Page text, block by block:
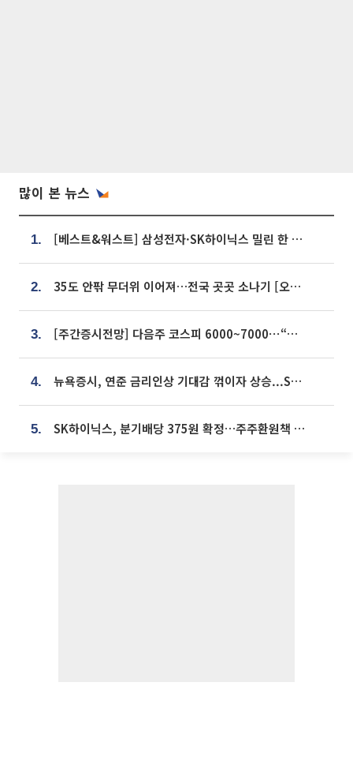
많이 본 뉴스
1. [베스트&워스트] 삼성전자·SK하이닉스 밀린 한 주…상상인증권은 85% 급등
2. 35도 안팎 무더위 이어져…전국 곳곳 소나기 [오늘 날씨]
3. [주간증시전망] 다음주 코스피 6000~7000⋯“外人 수급은 정책이 변수”
4. 뉴욕증시, 연준 금리인상 기대감 꺾이자 상승...S&P500 사상 최고치 [종합]
5. SK하이닉스, 분기배당 375원 확정…주주환원책 9월로 앞당겨 발표